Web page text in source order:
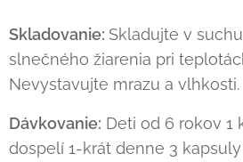
Skladovanie: Skladujte v
slnečného žiarenia pri
Nevystavujte mrazu a vlhkosti.
Dávkovanie: Deti od 6 rokov 1
dospelí 1-krát denne 3